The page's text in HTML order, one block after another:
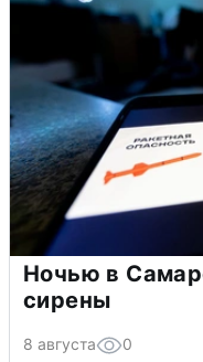
Ночью в
сирены
8 августа 0